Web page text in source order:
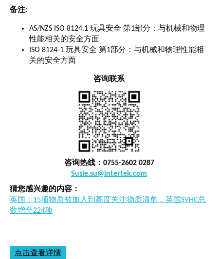
备注:
AS/NZS ISO 8124.1 玩具安全 第1部分：与机械和物理
性能相关的安全方面
ISO 8124-1 玩具安全 第1部分：与机械和物理性能相
关的安全方面
咨询联系
咨询热线：0755-2602 0287
Susie.su@intertek.com
猜您感兴趣的内容：
英国：15项物质被加入到高度关注物质清单，英国SVHC总
数增至224项
点击查看详情